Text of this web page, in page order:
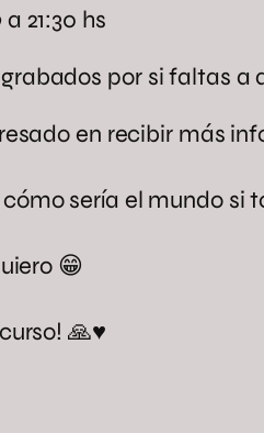
21:30 hs
por si faltas a
en recibir más
sería el mundo si
😁
🙏♥️